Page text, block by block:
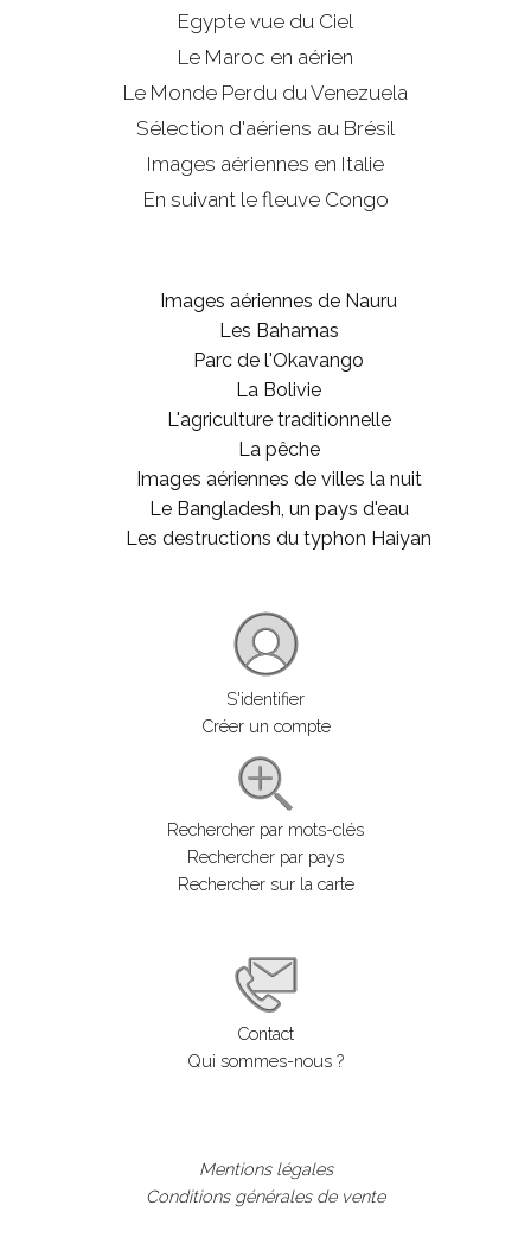
Egypte vue du Ciel
Le Maroc en aérien
Le Monde Perdu du Venezuela
Sélection d'aériens au Brésil
Images aériennes en Italie
En suivant le fleuve Congo
Images aériennes de Nauru
Les Bahamas
Parc de l'Okavango
La Bolivie
L'agriculture traditionnelle
La pêche
Images aériennes de villes la nuit
Le Bangladesh, un pays d'eau
Les destructions du typhon Haiyan
S'identifier
Créer un compte
Rechercher par mots-clés
Rechercher par pays
Rechercher sur la carte
Contact
Qui sommes-nous ?
Mentions légales
Conditions générales de vente